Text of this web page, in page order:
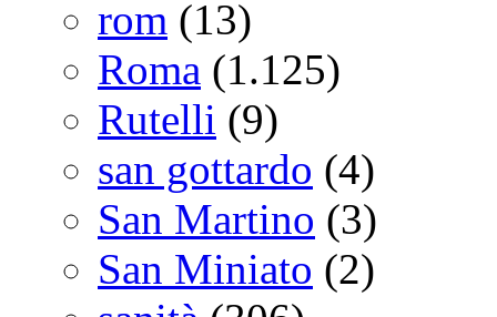
rom (13)
Roma (1.125)
Rutelli (9)
san gottardo (4)
San Martino (3)
San Miniato (2)